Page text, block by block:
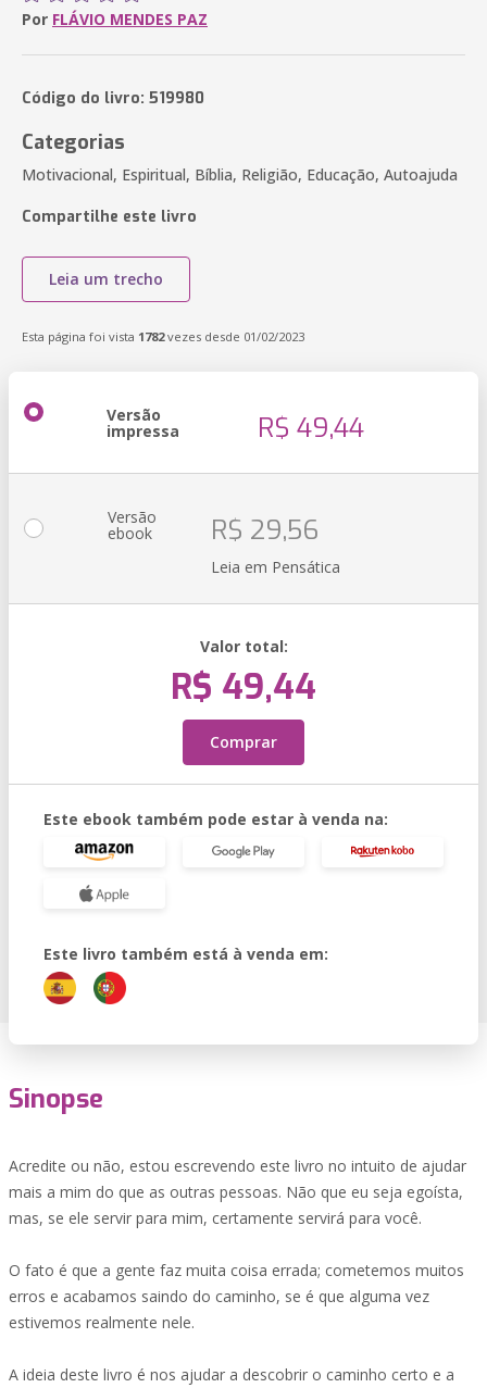
Por FLÁVIO MENDES PAZ
Código do livro: 519980
Categorias
Motivacional, Espiritual, Bíblia, Religião, Educação, Autoajuda
Compartilhe este livro
Leia um trecho
Esta página foi vista 1782vezes desde 01/02/2023
Versão
impressa R$ 49,44
Versão
ebook R$ 29,56
Leia em Pensática
Valor total:
R$ 49,44
Comprar
Este ebook também pode estar à venda na:
Este livro também está à venda em:
Sinopse
Acredite ou não, estou escrevendo este livro no intuito de ajudar
mais a mim do que as outras pessoas. Não que eu seja egoísta,
mas, se ele servir para mim, certamente servirá para você.
O fato é que a gente faz muita coisa errada; cometemos muitos
erros e acabamos saindo do caminho, se é que alguma vez
estivemos realmente nele.
A ideia deste livro é nos ajudar a descobrir o caminho certo e a